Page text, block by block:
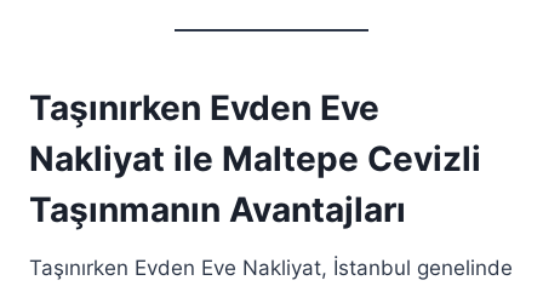
Taşınırken Evden Eve
Nakliyat ile Maltepe Cevizli
Taşınmanın Avantajları
Taşınırken Evden Eve Nakliyat, İstanbul genelinde